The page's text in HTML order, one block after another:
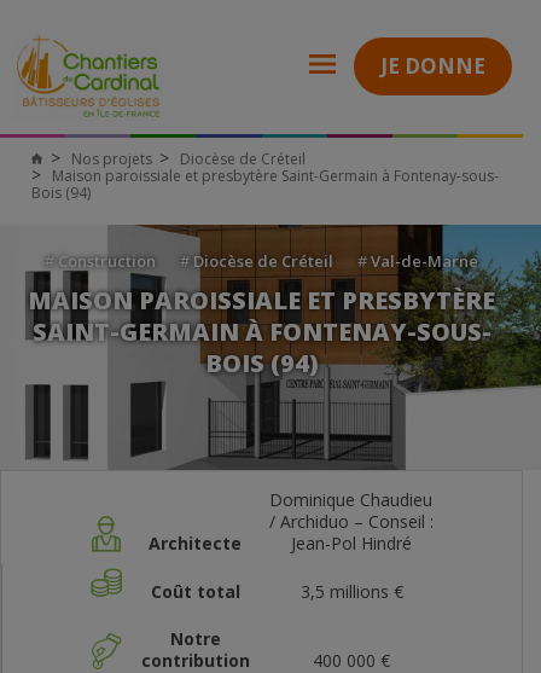
JE DONNE
Nos projets
Diocèse de Créteil
Maison paroissiale et presbytère Saint-Germain à Fontenay-sous-
Bois (94)
# Construction # Diocèse de Créteil #Val-de-Marne
MAISON PAROISSIALE ET PRESBYTÈRE
SAINT-GERMAIN À FONTENAY-SOUS-
BOIS (94)
Architecte
Dominique Chaudieu
/ Archiduo – Conseil :
Jean-Pol Hindré
Coût total 3,5 millions €
Notre
contribution
400 000 €